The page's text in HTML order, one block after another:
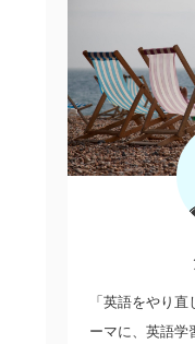
「英語をやり
ーマに、英語学